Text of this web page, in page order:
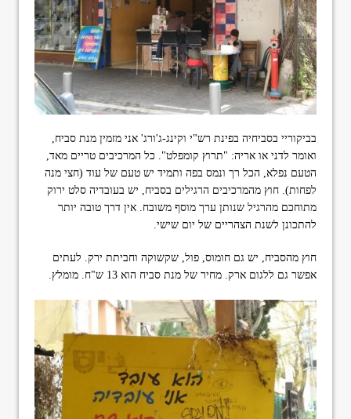
י
ו
ת
בביקוריי בסביחיה בפינת רש"י וקינג-ג'ורג' אני מזמין מנת סביח,
ואומר לדני או אריה: "תרוץ קומפלט". כל המרכיבים טריים מאד,
הטעם נפלא, הכל רך ונמס בפה ותמיד יש טעם של עוד (חצי מנה
לפחות). חוץ מהמרכיבים הרגילים בסביח, יש בעובדיה סלט ירוק
מתוחכם מהרגיל שנותן ערך מוסף משובח. אין דרך טובה יותר
להתכונן לשנת הצהריים של יום שישי.
חוץ מהסביח, יש גם חומוס, פול, שקשוקה וחביתת ירק. לעתים
אפשר גם ללגום ארק. מחיר של מנת סביח הוא 13 ש"ח. מומלץ.